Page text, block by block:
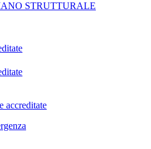
STRUTTURALE
accreditate